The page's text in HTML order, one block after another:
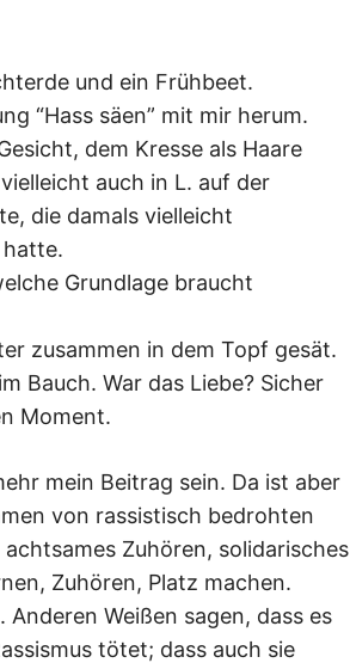
und ein Frühbeet.
“Hass säen” mit mir herum.
dem Kresse als Haare
auch in L. auf der
die damals vielleicht
Grundlage braucht
zusammen in dem Topf gesät.
Bauch. War das Liebe? Sicher
Moment.
mein Beitrag sein. Da ist aber
von rassistisch bedrohten
Zuhören, solidarisches
Zuhören, Platz machen.
Weißen sagen, dass es
tötet; dass auch sie